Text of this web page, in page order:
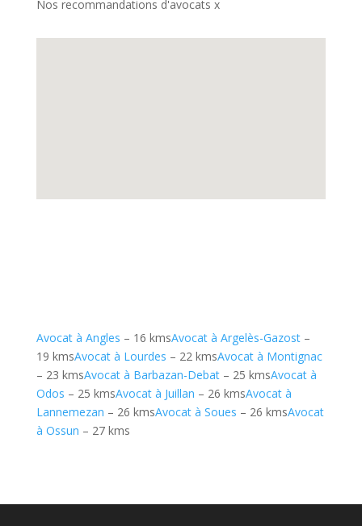
Nos recommandations d'avocats x
Avocat à Angles – 16 kmsAvocat à Argelès-Gazost–
19 kmsAvocat à Lourdes – 22 kmsAvocat à Montignac
– 23 kmsAvocat à Barbazan-Debat– 25 kmsAvocat à
Odos – 25 kmsAvocat à Juillan – 26 kmsAvocat à
Lannemezan – 26 kmsAvocat à Soues – 26 kmsAvocat
à Ossun – 27 kms